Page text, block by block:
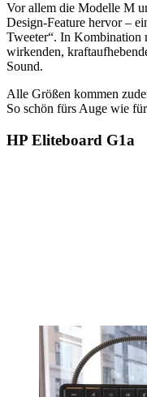
Vor allem die Modelle M
Design-Feature hervor –
Tweeter“. In Kombination
wirkenden,
Sound.
Alle Größen kommen
So schön fürs Auge wie
HP Eliteboard G1a